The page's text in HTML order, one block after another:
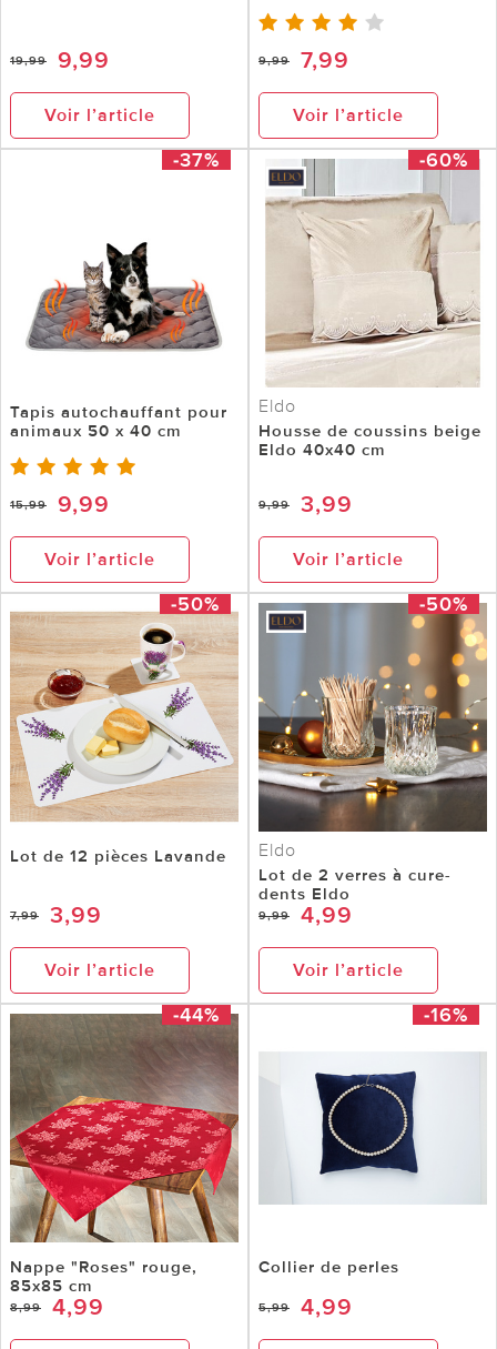
19,99 9,99
Voir l’article
9,99 7,99
Voir l’article
-37%
Tapis autochauffant pour
animaux 50 x 40 cm
15,99 9,99
Voir l’article
-60%
Eldo
Housse de coussins beige
Eldo 40x40 cm
9,99 3,99
Voir l’article
-50%
Lot de 12 pièces Lavande
7,99 3,99
Voir l’article
-50%
Eldo
Lot de 2 verres à cure-
dents Eldo
9,99 4,99
Voir l’article
-44%
Nappe "Roses" rouge,
85x85 cm
8,99 4,99
-16%
Collier de perles
5,99 4,99